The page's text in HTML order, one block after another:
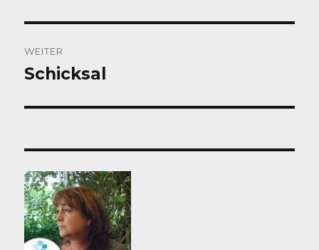
WEITER
Nächster
Schicksal